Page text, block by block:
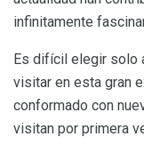
infinitamente
Es difícil elegir solo
visitar en esta gran
conformado con
visitan por primera